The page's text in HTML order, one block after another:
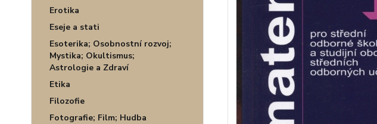
Erotika
Eseje a stati
Esoterika; Osobnostní rozvoj;
Mystika; Okultismus;
Astrologie a Zdraví
Etika
Filozofie
Fotografie; Film; Hudba